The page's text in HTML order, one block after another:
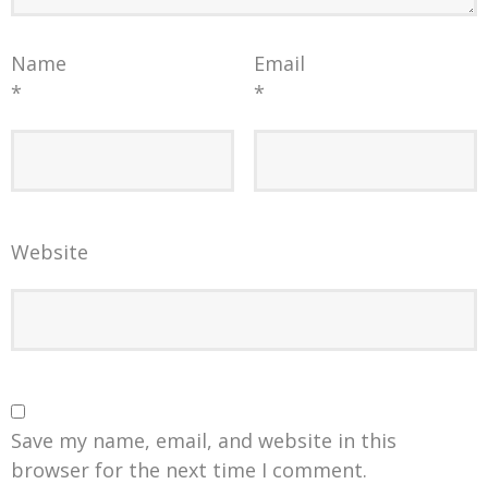
Name
*
Email
*
Website
Save my name, email, and website in this
browser for the next time I comment.